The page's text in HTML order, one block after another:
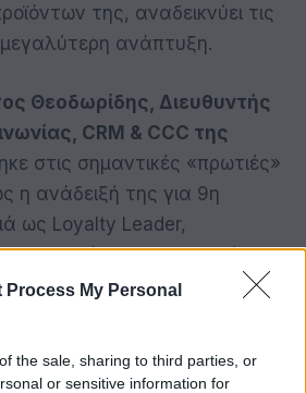
Process My Personal
the sale, sharing to third parties, or
or sensitive information for
της, αναδεικνύει τις
ανάπτυξη.
Θεοδωρίδης, Διευθυντής
CRM & CCC της
στις σημαντικές «πρωτιές»
η ανάδειξή της για 9η
ως Loyalty Leader,
συνεχιζόμενη εμπιστοσύνη
η αναγνώρισή της ως
Brand στην παγκόσμια
μέσα από την παρουσίασή